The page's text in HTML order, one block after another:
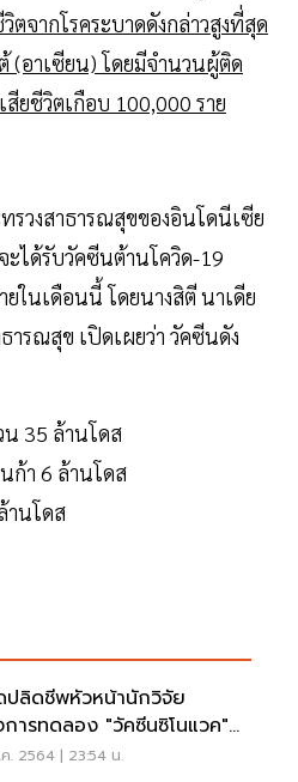
ตจากโรคระบาดดังกล่าวสูงที่สุด
(อาเซียน) โดยมีจำนวนผู้ติด
สียชีวิตเกือบ 100,000 ราย
วงสาธารณสุขของอินโดนีเซีย
ะได้รับวัคซีนต้านโควิด-19
ในเดือนนี้ โดยนางสิตี นาเดีย
ารณสุข เปิดเผยว่า วัคซีนดัง
35 ล้านโดส
ก้า 6 ล้านโดส
านโดส
ปลิดชีพหัวหน้านักวิจัย
การทดลอง "วัคซีนซิโนแวค"
ดฯ
. 2564 | 23:54 น.